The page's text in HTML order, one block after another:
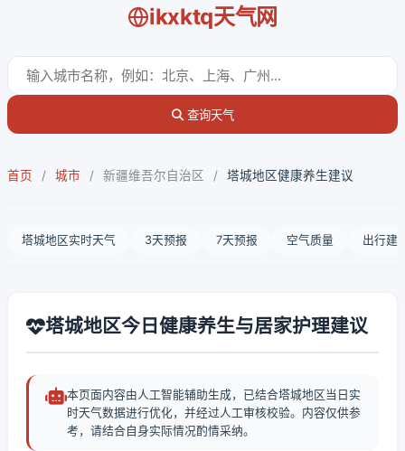
ikxktq天气网
查询天气
首页 / 城市 / 新疆维吾尔自治区 / 塔城地区健康养生建议
塔城地区实时天气 3天预报 7天预报 空气质量 出行建
塔城地区今日健康养生与居家护理建议
本页面内容由人工智能辅助生成，已结合塔城地区当日实
时天气数据进行优化，并经过人工审核校验。内容仅供参
考，请结合自身实际情况酌情采纳。